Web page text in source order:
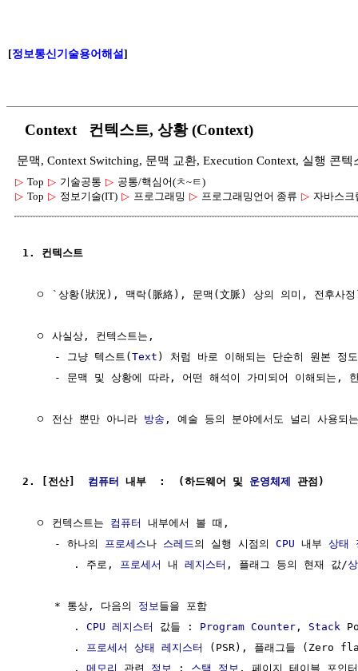
[정보통신기술용어해설]
Context 컨텍스트, 상황 (Context)
문맥, Context Switching, 문맥 교환, Execution Context, 실행 콘텍
▷ Top ▷ 기술공통 ▷ 공통/핵심어(ㅊ~ㅌ)
▷ Top ▷ 정보기술(IT) ▷ 프로그래밍 ▷ 프로그래밍언어 종류 ▷ 자바스크
1. 컨텍스트
ㅇ `상황(狀況), 맥락(脈絡), 문맥(文脈) 상의 의미, 전후사정
  ㅇ 사실상, 컨텍스트는,
     - 그냥 텍스트(
Text ) 처럼 바로 이해되는 단순히 원본 정
- 문맥 및 상황에 따라, 어떤 해석이 가미되어 이해되는,
  ㅇ 전산 뿐만 아니라
방송 , 예술 등의 분야에서도 널리 사용되
2. [전산] 컴퓨터 내부  :  (하드웨어 및 운영체제 관점)
  ㅇ 컨텍스트는
컴퓨터
내부에서 볼 때,
     - 하나의
프로세스나 스레드 의 실행 시점의 CPU 내부 상태
        . 주로,
프로세서 내 레지스터 , 플래그 등의 현재 값/
     * 통상, 다음의
정보 들을 포함
        .
CPU 레지스터 값들 : Program Counter , Stack
        .
프로세서 상태 레지스터
(PSR), 플래그들 (Zero
        .
메모리 관련 정보 : 스택 정보 , 페이지 테이블 포인